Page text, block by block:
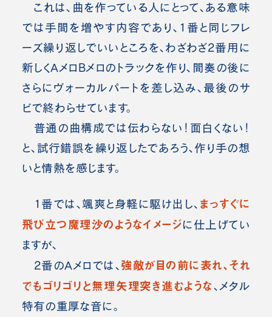
これは、曲を作っている人にとって、ある意味
では手間を増やす内容であり、1番と同じフレ
ーズ繰り返しでいいところを、わざわざ2番用に
新しくAメロBメロのトラックを作り、間奏の後に
さらにヴォーカルパートを差し込み、最後のサ
ビで終わらせています。
普通の曲構成では伝わらない！面白くない！
と、試行錯誤を繰り返したであろう、作り手の想
いと情熱を感じます。
1番では、颯爽と身軽に駆け出し、 まっすぐに
飛び立つ魔理沙のようなイメージに仕上げてい
ますが、
2番のAメロでは、 強敵が目の前に表れ、それ
でもゴリゴリと無理矢理突き進むような 、メタル
特有の重厚な音に。